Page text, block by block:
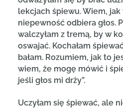
lekcjach śpiewu. Wiem,
niepewność odbiera głos.
walczyłam z tremą, by w
oswajać. Kochałam
bałam. Rozumiem, jak to
wiem, że mogę mówić i
jeśli głos mi drży”.
Uczyłam się śpiewać, ale